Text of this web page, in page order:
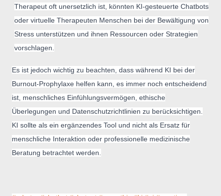
Therapeut oft unersetzlich ist, könnten KI-gesteuerte Chatbots
oder virtuelle Therapeuten Menschen bei der Bewältigung von
Stress unterstützen und ihnen Ressourcen oder Strategien
vorschlagen.
Es ist jedoch wichtig zu beachten, dass während KI bei der
Burnout-Prophylaxe helfen kann, es immer noch entscheidend
ist, menschliches Einfühlungsvermögen, ethische
Überlegungen und Datenschutzrichtlinien zu berücksichtigen.
KI sollte als ein ergänzendes Tool und nicht als Ersatz für
menschliche Interaktion oder professionelle medizinische
Beratung betrachtet werden.